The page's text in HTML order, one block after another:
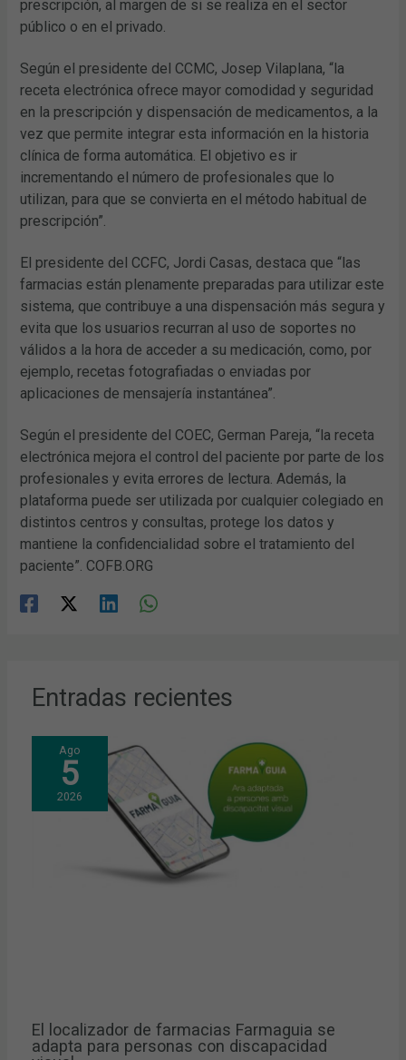
prescripción, al margen de si se realiza en el sector
público o en el privado.
Según el presidente del CCMC, Josep Vilaplana, “la
receta electrónica ofrece mayor comodidad y seguridad
en la prescripción y dispensación de medicamentos, a la
vez que permite integrar esta información en la historia
clínica de forma automática. El objetivo es ir
incrementando el número de profesionales que lo
utilizan, para que se convierta en el método habitual de
prescripción”.
El presidente del CCFC, Jordi Casas, destaca que “las
farmacias están plenamente preparadas para utilizar este
sistema, que contribuye a una dispensación más segura y
evita que los usuarios recurran al uso de soportes no
válidos a la hora de acceder a su medicación, como, por
ejemplo, recetas fotografiadas o enviadas por
aplicaciones de mensajería instantánea”.
Según el presidente del COEC, German Pareja, “la receta
electrónica mejora el control del paciente por parte de los
profesionales y evita errores de lectura. Además, la
plataforma puede ser utilizada por cualquier colegiado en
distintos centros y consultas, protege los datos y
mantiene la confidencialidad sobre el tratamiento del
paciente”. COFB.ORG
Entradas recientes
Ago
5
2026
El localizador de farmacias Farmaguia se
adapta para personas con discapacidad